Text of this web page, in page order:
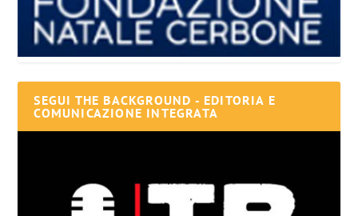
SEGUI THE BACKGROUND - EDITORIA E
COMUNICAZIONE INTEGRATA